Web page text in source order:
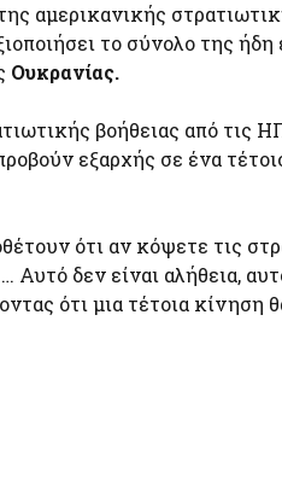
αμερικανικής
το σύνολο της
Ουκρανίας.
βοήθειας από τις
εξαρχής σε ένα
ότι αν κόψετε τις
Αυτό δεν είναι αλήθεια,
ότι μια τέτοια